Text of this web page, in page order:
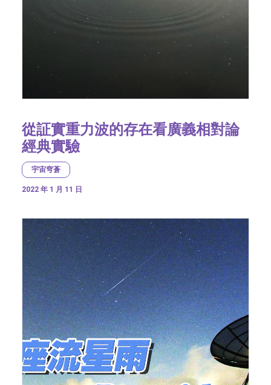
從証實重力波的存在看廣義相對論
經典實驗
宇宙穹蒼
2022 年 1 月 11 日